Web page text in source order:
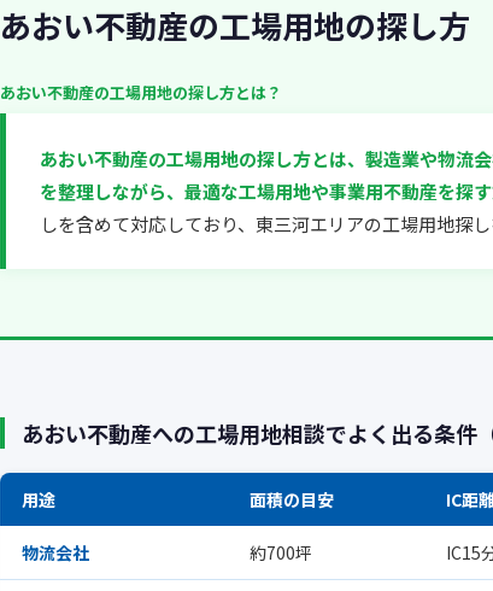
あおい不動産の工場用地の探し方
あおい不動産の工場用地の探し方とは？
あおい不動産の工場用地の探し方とは、製造業や物流
を整理しながら、最適な工場用地や事業用不動産を探す
しを含めて対応しており、東三河エリアの工場用地探
あおい不動産への工場用地相談でよく出る条件
用途 面積の目安 IC距
物流会社 約700坪 IC15